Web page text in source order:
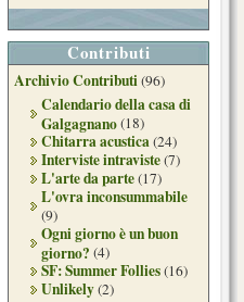
Contributi
Archivio Contributi(96)
Calendario della casa di
Galgagnano(18)
Chitarra acustica(24)
Interviste intraviste(7)
L'arte da parte(17)
L'ovra inconsummabile
(9)
Ogni giorno è un buon
giorno? (4)
SF: Summer Follies(16)
Unlikely(2)